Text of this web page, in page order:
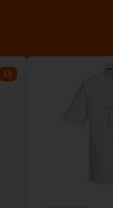
Új